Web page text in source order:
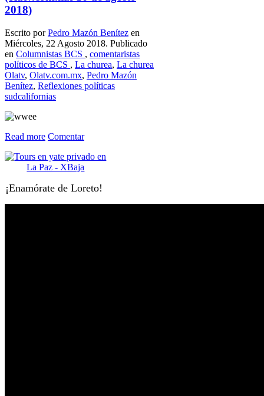
2018)
Escrito porPedro Mazón Benítez en
Miércoles, 22 Agosto 2018. Publicado
en Columnistas BCS , comentaristas
políticos de BCS , La churea, La churea
Olatv, Olatv.com.mx, Pedro Mazón
Benítez, Reflexiones políticas
sudcalifornias
Read more Comentar
¡Enamórate de Loreto!